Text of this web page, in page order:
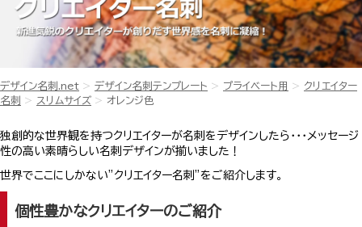
デザイン名刺.net デザイン名刺テンプレート プライベート用
クリエイター
名刺
スリムサイズ オレンジ色
独創的な世界観を持つクリエイターが名刺をデザインしたら・・・メッセージ
性の高い素晴らしい名刺デザインが揃いました！
世界でここにしかない”クリエイター名刺”をご紹介します。
個性豊かなクリエイターのご紹介